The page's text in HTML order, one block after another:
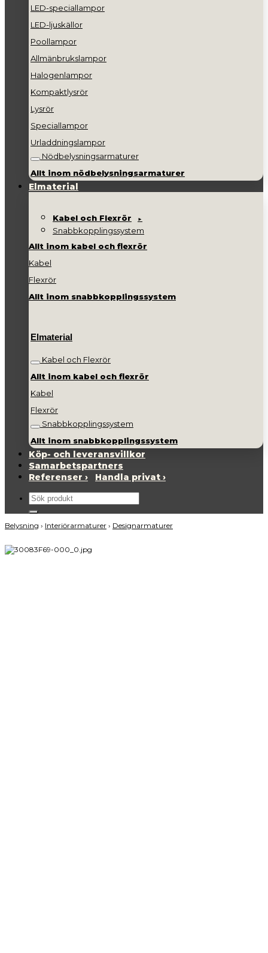
LED-speciallampor
LED-ljuskällor
Poollampor
Allmänbrukslampor
Halogenlampor
Kompaktlysrör
Lysrör
Speciallampor
Urladdningslampor
Nödbelysningsarmaturer
Allt inom nödbelysningsarmaturer
Elmaterial
Kabel och Flexrör
Snabbkopplingssystem
Allt inom kabel och flexrör
Kabel
Flexrör
Allt inom snabbkopplingssystem
Elmaterial
Kabel och Flexrör
Allt inom kabel och flexrör
Kabel
Flexrör
Snabbkopplingssystem
Allt inom snabbkopplingssystem
Köp- och leveransvillkor
Samarbetspartners
Referenser ›
Handla privat ›
Sök
efter:
Belysning › Interiörarmaturer › Designarmaturer